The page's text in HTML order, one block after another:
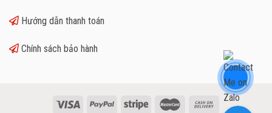
Hướng dẫn thanh toán
Chính sách bảo hành
Facebook Messenger
Facebook Messenger